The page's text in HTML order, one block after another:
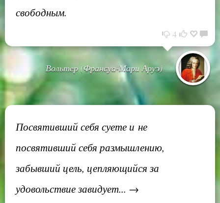
свободным.
4
Вольтер (Франсуа-Мари Аруэ)
Посвятивший себя суете и не
посвятивший себя размышлению,
забывший цель, цепляющийся за
удовольствие завидует... →